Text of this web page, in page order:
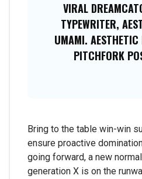
VIRAL
TYPEWRITER,
UMAMI.
PITCHFORK
Bring to the table win-win
ensure proactive
going forward, a new
generation X is on the